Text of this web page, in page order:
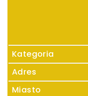
Kategoria
Adres
Miasto